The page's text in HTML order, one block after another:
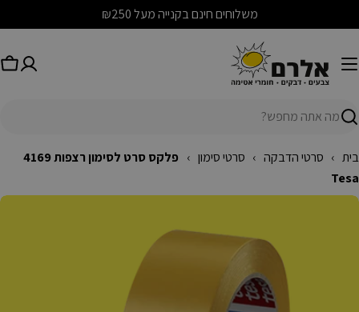
לתוכן
משלוחים חינם בקנייה מעל ₪250
חיפוש
בית › סרטי הדבקה › סרטי סימון ›
פלקס סרט לסימון רצפות 4169
Tesa
דלג